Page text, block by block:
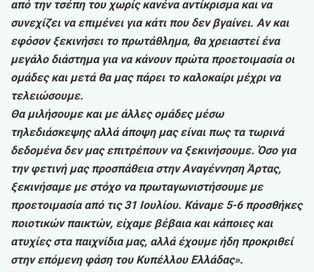
από την τσέπη του χωρίς κανένα αντίκρισμα και να
συνεχίζει να επιμένει για κάτι που δεν βγαίνει. Αν και
εφόσον ξεκινήσει το πρωτάθλημα, θα χρειαστεί ένα
μεγάλο διάστημα για να κάνουν πρώτα προετοιμασία οι
ομάδες και μετά θα μας πάρει το καλοκαίρι μέχρι να
τελειώσουμε.
Θα μιλήσουμε και με άλλες ομάδες μέσω
τηλεδιάσκεψης αλλά άποψη μας είναι πως τα τωρινά
δεδομένα δεν μας επιτρέπουν να ξεκινήσουμε. Όσο για
την φετινή μας προσπάθεια στην Αναγέννηση Άρτας,
ξεκινήσαμε με στόχο να πρωταγωνιστήσουμε με
προετοιμασία από τις 31 Ιουλίου. Κάναμε 5-6 προσθήκες
ποιοτικών παικτών, είχαμε βέβαια και κάποιες και
ατυχίες στα παιχνίδια μας, αλλά έχουμε ήδη προκριθεί
στην επόμενη φάση του Κυπέλλου Ελλάδας».